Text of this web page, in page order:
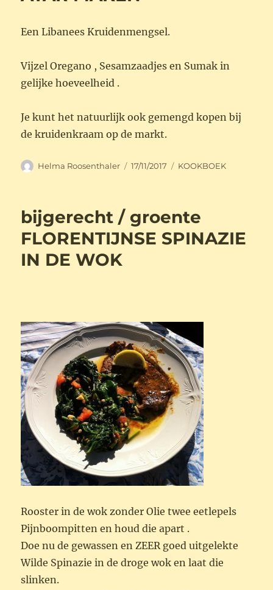
Een Libanees Kruidenmengsel.
Vijzel Oregano , Sesamzaadjes en Sumak in
gelijke hoeveelheid .
Je kunt het natuurlijk ook gemengd kopen bij
de kruidenkraam op de markt.
Auteur
Helma Roosenthaler
Geplaatst
17/11/2017 Categorieën
KOOKBOEK
bijgerecht / groente
FLORENTIJNSE SPINAZIE
IN DE WOK
Rooster in de wok zonder Olie twee eetlepels
Pijnboompitten en houd die apart .
Doe nu de gewassen en ZEER goed uitgelekte
Wilde Spinazie in de droge wok en laat die
slinken.